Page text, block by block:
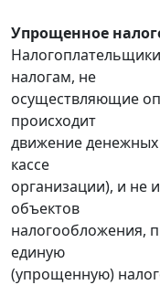
Упрощенное
налогам, не
осуществляющие
происходит
движение денежных
кассе
организации), и не
объектов
налогообложения,
единую
(упрощенную)